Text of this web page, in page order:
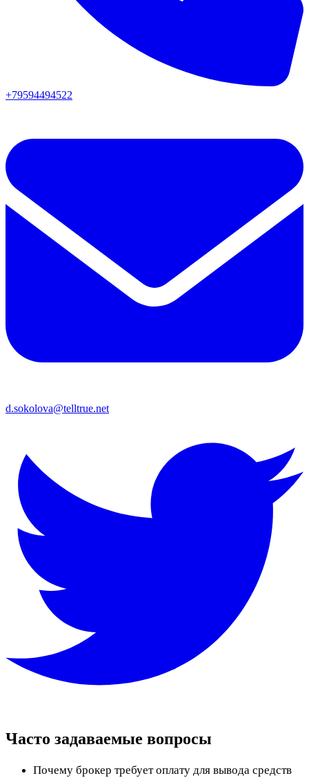
+79594494522
d.sokolova@telltrue.net
Часто задаваемые вопросы
Почему брокер требует оплату для вывода средств